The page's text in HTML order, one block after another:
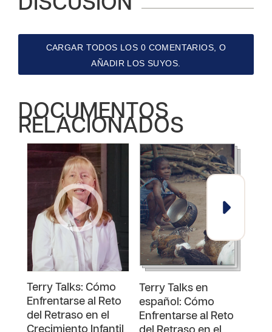
DISCUSIÓN
CARGAR TODOS LOS 0 COMENTARIOS, O
AÑADIR LOS SUYOS.
DOCUMENTOS
RELACIONADOS
Terry Talks: Cómo
Enfrentarse al Reto
del Retraso en el
Crecimiento Infantil
Terry Talks en
español: Cómo
Enfrentarse al Reto